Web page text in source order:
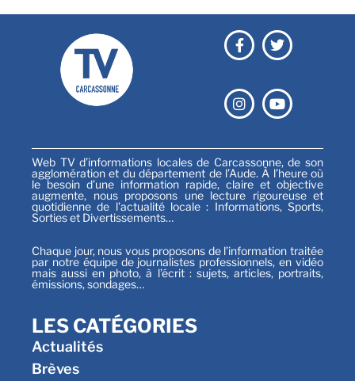
Web TV d’informations locales de Carcassonne, de son
agglomération et du département de l’Aude. À l’heure où
le besoin d’une information rapide, claire et objective
augmente, nous proposons une lecture rigoureuse et
quotidienne de l’actualité locale : Informations, Sports,
Sorties et Divertissements…
Chaque jour, nous vous proposons de l’information traitée
par notre équipe de journalistes professionnels, en vidéo
mais aussi en photo, à l’écrit : sujets, articles, portraits,
émissions, sondages…
LES CATÉGORIES
Actualités
Brèves